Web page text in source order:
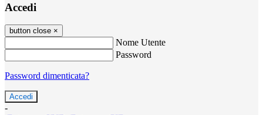
Accedi
button close ×
Nome Utente
Password
Password dimenticata?
-